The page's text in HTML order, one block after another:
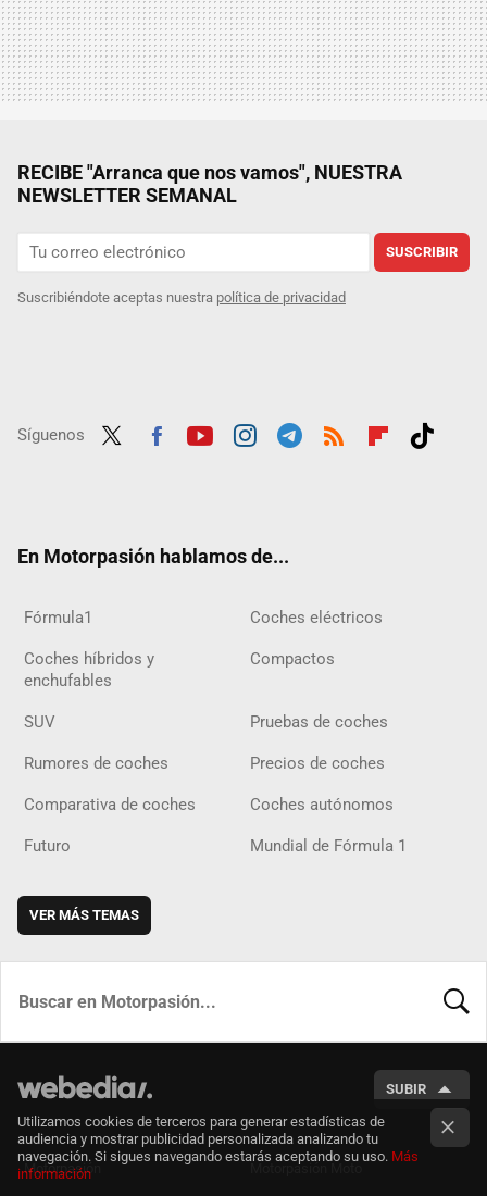
RECIBE "Arranca que nos vamos", NUESTRA
NEWSLETTER SEMANAL
SUSCRIBIR
Suscribiéndote aceptas nuestra política de privacidad
Síguenos
En Motorpasión hablamos de...
Fórmula1 Coches eléctricos
Coches híbridos y
enchufables
Compactos
SUV Pruebas de coches
Rumores de coches Precios de coches
Comparativa de coches Coches autónomos
Futuro Mundial de Fórmula 1
VER MÁS TEMAS
SUBIR
Motorpasión Motorpasión Moto
Utilizamos cookies de terceros para generar estadísticas de
audiencia y mostrar publicidad personalizada analizando tu
navegación. Si sigues navegando estarás aceptando su uso. Más
información